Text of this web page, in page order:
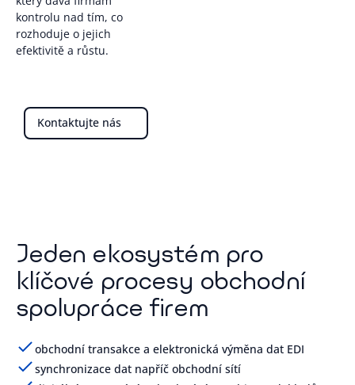
kontrolu nad tím, co
rozhoduje o jejich
efektivitě a růstu.
Kontaktujte nás
Jeden ekosystém pro
klíčové procesy obchodní
spolupráce firem
obchodní transakce a elektronická výměna dat EDI
synchronizace dat napříč obchodní sítí